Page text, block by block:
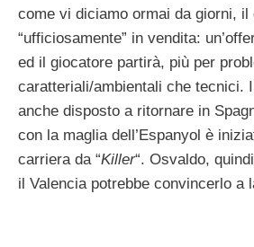
come vi diciamo ormai da giorni, il
“ufficiosamente” in vendita:
ed il giocatore partirà, più per
caratteriali/ambientali che tecnici.
anche disposto a ritornare in
con la maglia dell’Espanyol è
carriera da “Killer“. Osvaldo,
il Valencia potrebbe convincerlo a